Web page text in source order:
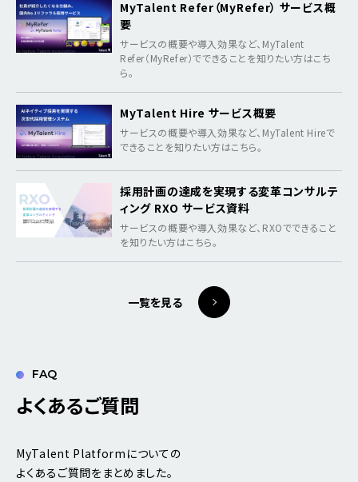
MyTalent Refer（MyRefer） サービス概
要
サービスの概要や導入効果など、MyTalent
Refer（MyRefer）でできることを知りたい方はこち
ら。
MyTalent Hire サービス概要
サービスの概要や導入効果など、MyTalent Hireで
できることを知りたい方はこちら。
採用計画の達成を実現する変革コンサルテ
ィング RXO サービス資料
サービスの概要や導入効果など、RXOでできること
を知りたい方はこちら。
一覧を見る
FAQ
よくあるご質問
MyTalent Platformについての
よくあるご質問をまとめました。